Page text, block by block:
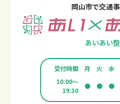
岡山市で交通
あいあい
受付時間 月 火 水
10:00～
19:30
● ● ●